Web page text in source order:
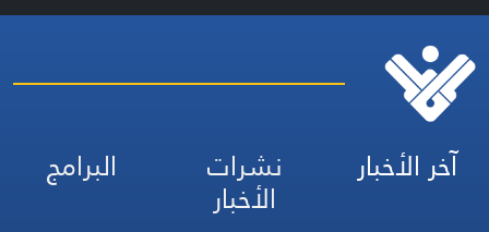
آخر الأخبار نشرات
الأخبار
البرامج